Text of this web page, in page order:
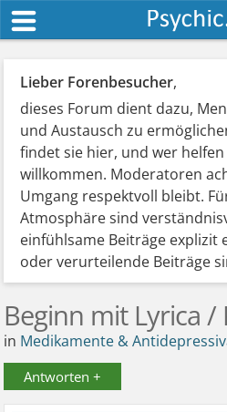
Lieber Forenbesucher,
dieses Forum dient dazu,
und Austausch zu
findet sie hier, und wer
willkommen. Moderatoren
Umgang respektvoll bleibt.
Atmosphäre sind
einfühlsame Beiträge explizit
oder verurteilende Beiträge
Beginn mit Lyrica /
in Medikamente &
Antworten +